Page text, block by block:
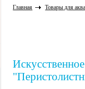
Главная Товары для